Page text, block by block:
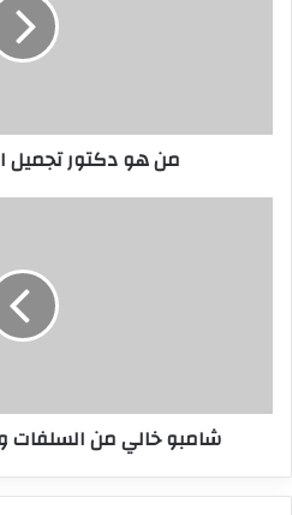
من هو دكتور تجميل
شامبو خالي من السلفات